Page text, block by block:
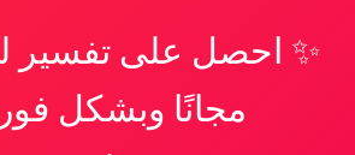
✨ احصل على تفسير
مجانًا وبشكل